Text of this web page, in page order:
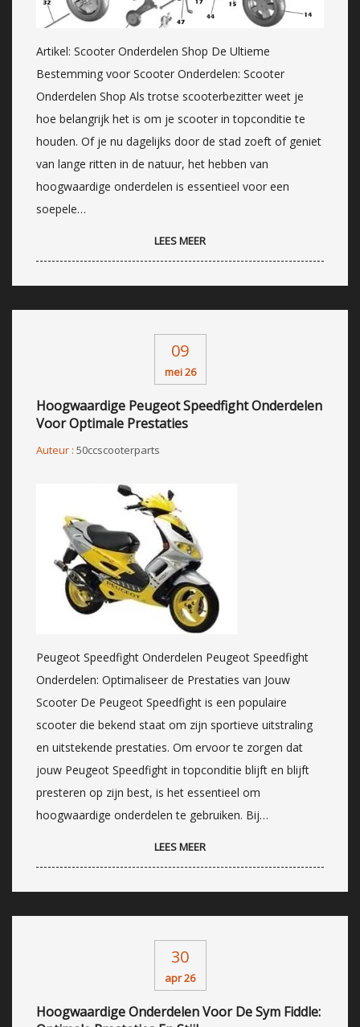
Artikel: Scooter Onderdelen Shop De Ultieme
Bestemming voor Scooter Onderdelen: Scooter
Onderdelen Shop Als trotse scooterbezitter weet je
hoe belangrijk het is om je scooter in topconditie te
houden. Of je nu dagelijks door de stad zoeft of geniet
van lange ritten in de natuur, het hebben van
hoogwaardige onderdelen is essentieel voor een
soepele…
LEES MEER
09
mei 26
Hoogwaardige Peugeot Speedfight Onderdelen
Voor Optimale Prestaties
Auteur : 50ccscooterparts
Peugeot Speedfight Onderdelen Peugeot Speedfight
Onderdelen: Optimaliseer de Prestaties van Jouw
Scooter De Peugeot Speedfight is een populaire
scooter die bekend staat om zijn sportieve uitstraling
en uitstekende prestaties. Om ervoor te zorgen dat
jouw Peugeot Speedfight in topconditie blijft en blijft
presteren op zijn best, is het essentieel om
hoogwaardige onderdelen te gebruiken. Bij…
LEES MEER
30
apr 26
Hoogwaardige Onderdelen Voor De Sym Fiddle: